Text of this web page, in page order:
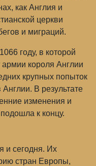
как Англия и
церкви
и миграций.
году, в которой
армии короля Англии
крупных попыток
В результате
изменения и
к концу.
и сегодня. Их
стран Европы,